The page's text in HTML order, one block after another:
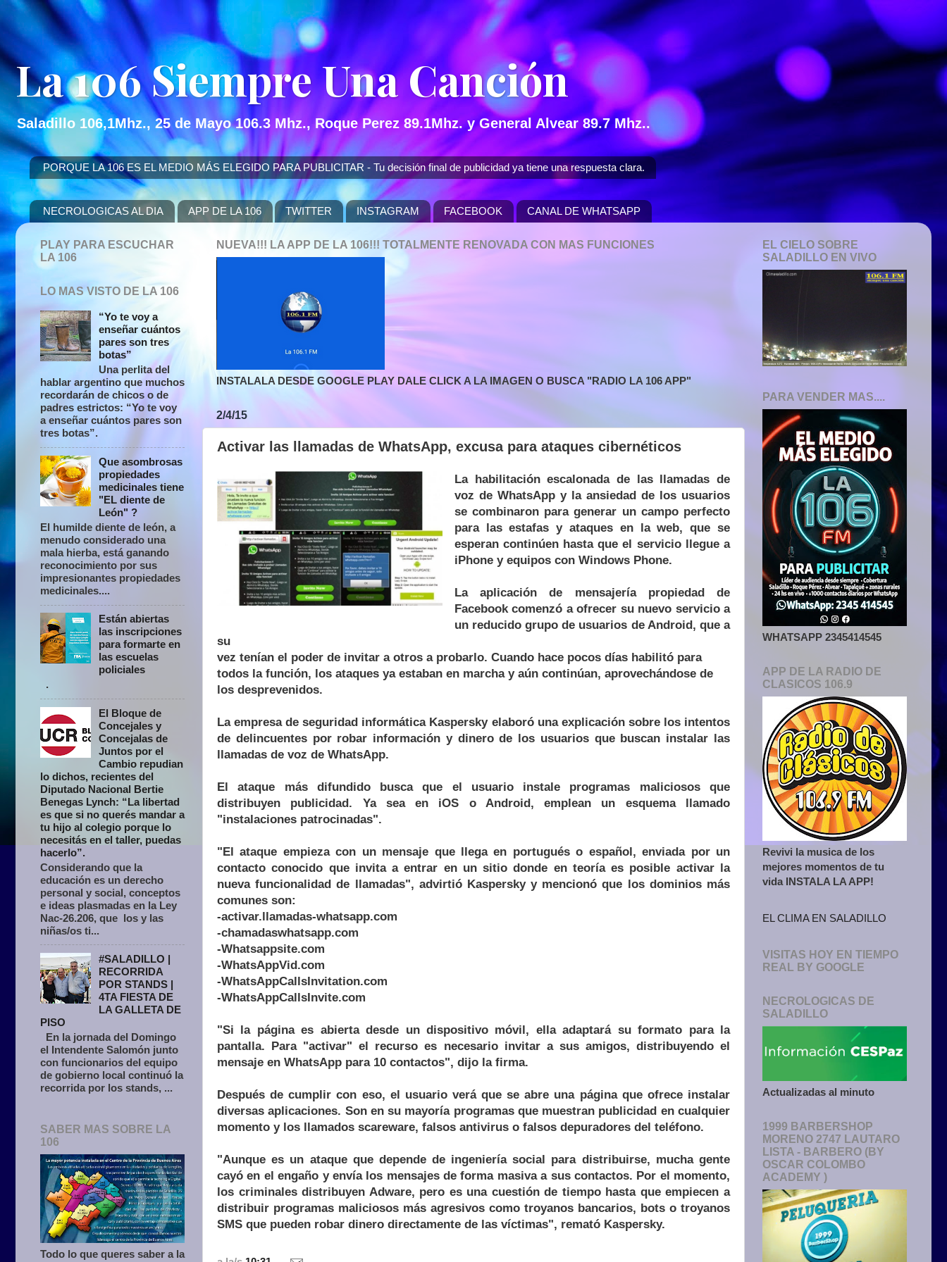
La 106 Siempre Una Canción
Saladillo 106,1Mhz., 25 de Mayo 106.3 Mhz., Roque Perez 89.1Mhz. y General Alvear 89.7 Mhz..
PORQUE LA 106 ES EL MEDIO MÁS ELEGIDO PARA PUBLICITAR - Tu decisión final de publicidad ya tiene una respuesta clara.
NECROLOGICAS AL DIA APP DE LA 106 TWITTER INSTAGRAM FACEBOOK CANAL DE WHATSAPP
NUEVA!!! LA APP DE LA 106!!! TOTALMENTE RENOVADA CON MAS FUNCIONES
INSTALALA DESDE GOOGLE PLAY DALE CLICK A LA IMAGEN O BUSCA "RADIO LA 106 APP"
2/4/15
Activar las llamadas de WhatsApp, excusa para ataques cibernéticos
La habilitación escalonada de las llamadas de
voz de WhatsApp y la ansiedad de los usuarios
se combinaron para generar un campo perfecto
para las estafas y ataques en la web, que se
esperan continúen hasta que el servicio llegue a
iPhone y equipos con Windows Phone.
La aplicación de mensajería propiedad de
Facebook comenzó a ofrecer su nuevo servicio a
un reducido grupo de usuarios de Android, que a
su
vez tenían el poder de invitar a otros a probarlo. Cuando hace pocos días habilitó para
todos la función, los ataques ya estaban en marcha y aún continúan, aprovechándose de
los desprevenidos.
La empresa de seguridad informática Kaspersky elaboró una explicación sobre los intentos
de delincuentes por robar información y dinero de los usuarios que buscan instalar las
llamadas de voz de WhatsApp.
El ataque más difundido busca que el usuario instale programas maliciosos que
distribuyen publicidad. Ya sea en iOS o Android, emplean un esquema llamado
"instalaciones patrocinadas".
"El ataque empieza con un mensaje que llega en portugués o español, enviada por un
contacto conocido que invita a entrar en un sitio donde en teoría es posible activar la
nueva funcionalidad de llamadas", advirtió Kaspersky y mencionó que los dominios más
comunes son:
-activar.llamadas-whatsapp.com
-chamadaswhatsapp.com
-Whatsappsite.com
-WhatsAppVid.com
-WhatsAppCallsInvitation.com
-WhatsAppCallsInvite.com
"Si la página es abierta desde un dispositivo móvil, ella adaptará su formato para la
pantalla. Para "activar" el recurso es necesario invitar a sus amigos, distribuyendo el
mensaje en WhatsApp para 10 contactos", dijo la firma.
Después de cumplir con eso, el usuario verá que se abre una página que ofrece instalar
diversas aplicaciones. Son en su mayoría programas que muestran publicidad en cualquier
momento y los llamados scareware, falsos antivirus o falsos depuradores del teléfono.
"Aunque es un ataque que depende de ingeniería social para distribuirse, mucha gente
cayó en el engaño y envía los mensajes de forma masiva a sus contactos. Por el momento,
los criminales distribuyen Adware, pero es una cuestión de tiempo hasta que empiecen a
distribuir programas maliciosos más agresivos como troyanos bancarios, bots o troyanos
SMS que pueden robar dinero directamente de las víctimas", remató Kaspersky.
PLAY PARA ESCUCHAR
LA 106
LO MAS VISTO DE LA 106
“Yo te voy a
enseñar cuántos
pares son tres
botas”
Una perlita del
hablar argentino que muchos
recordarán de chicos o de
padres estrictos: “Yo te voy
a enseñar cuántos pares son
tres botas”.
Que asombrosas
propiedades
medicinales tiene
"EL diente de
León" ?
El humilde diente de león, a
menudo considerado una
mala hierba, está ganando
reconocimiento por sus
impresionantes propiedades
medicinales....
Están abiertas
las inscripciones
para formarte en
las escuelas
policiales
.
El Bloque de
Concejales y
Concejalas de
Juntos por el
Cambio repudian
lo dichos, recientes del
Diputado Nacional Bertie
Benegas Lynch: “La libertad
es que si no querés mandar a
tu hijo al colegio porque lo
necesitás en el taller, puedas
hacerlo”.
Considerando que la
educación es un derecho
personal y social, conceptos
e ideas plasmadas en la Ley
Nac-26.206, que los y las
niñas/os ti...
#SALADILLO |
RECORRIDA
POR STANDS |
4TA FIESTA DE
LA GALLETA DE
PISO
En la jornada del Domingo
el Intendente Salomón junto
con funcionarios del equipo
de gobierno local continuó la
recorrida por los stands, ...
SABER MAS SOBRE LA
106
Todo lo que queres saber a la
EL CIELO SOBRE
SALADILLO EN VIVO
PARA VENDER MAS....
WHATSAPP 2345414545
APP DE LA RADIO DE
CLASICOS 106.9
Revivi la musica de los
mejores momentos de tu
vida INSTALA LA APP!
EL CLIMA EN SALADILLO
VISITAS HOY EN TIEMPO
REAL BY GOOGLE
NECROLOGICAS DE
SALADILLO
Actualizadas al minuto
1999 BARBERSHOP
MORENO 2747 LAUTARO
LISTA - BARBERO (BY
OSCAR COLOMBO
ACADEMY )